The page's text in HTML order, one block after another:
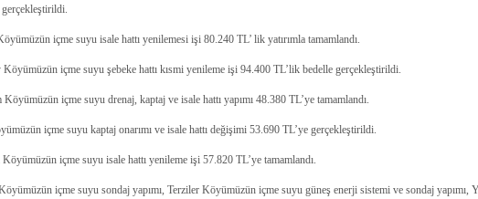
gerçekleştirildi.
içme suyu isale hattı yenilemesi işi 80.240 TL’ lik yatırımla tamamlandı.
Köyümüzün içme suyu şebeke hattı kısmi yenileme işi 94.400 TL’lik bedelle gerçekleştirildi.
Köyümüzün içme suyu drenaj, kaptaj ve isale hattı yapımı 48.380 TL’ye tamamlandı.
içme suyu kaptaj onarımı ve isale hattı değişimi 53.690 TL’ye gerçekleştirildi.
içme suyu isale hattı yenileme işi 57.820 TL’ye tamamlandı.
içme suyu sondaj yapımı, Terziler Köyümüzün içme suyu güneş enerji sistemi ve sondaj yapımı,